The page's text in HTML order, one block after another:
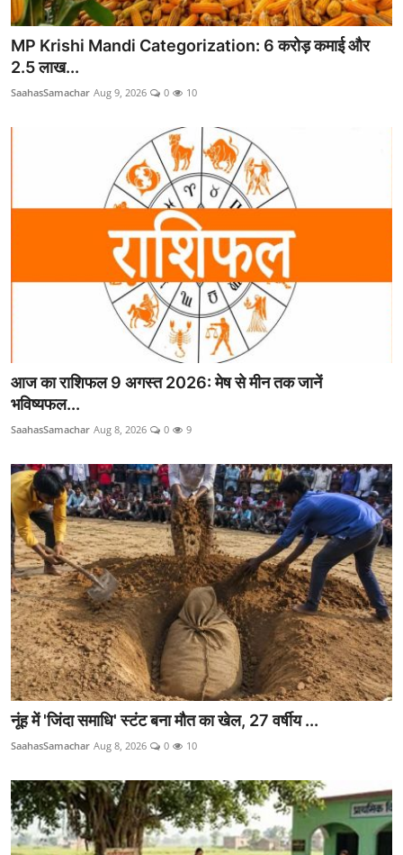
MP Krishi Mandi Categorization: 6 करोड़ कमाई और
2.5 लाख...
SaahasSamachar Aug 9, 2026 0 10
आज का राशिफल 9 अगस्त 2026: मेष से मीन तक जानें
भविष्यफल...
SaahasSamachar Aug 8, 2026 0 9
नूंह में 'जिंदा समाधि' स्टंट बना मौत का खेल, 27 वर्षीय ...
SaahasSamachar Aug 8, 2026 0 10